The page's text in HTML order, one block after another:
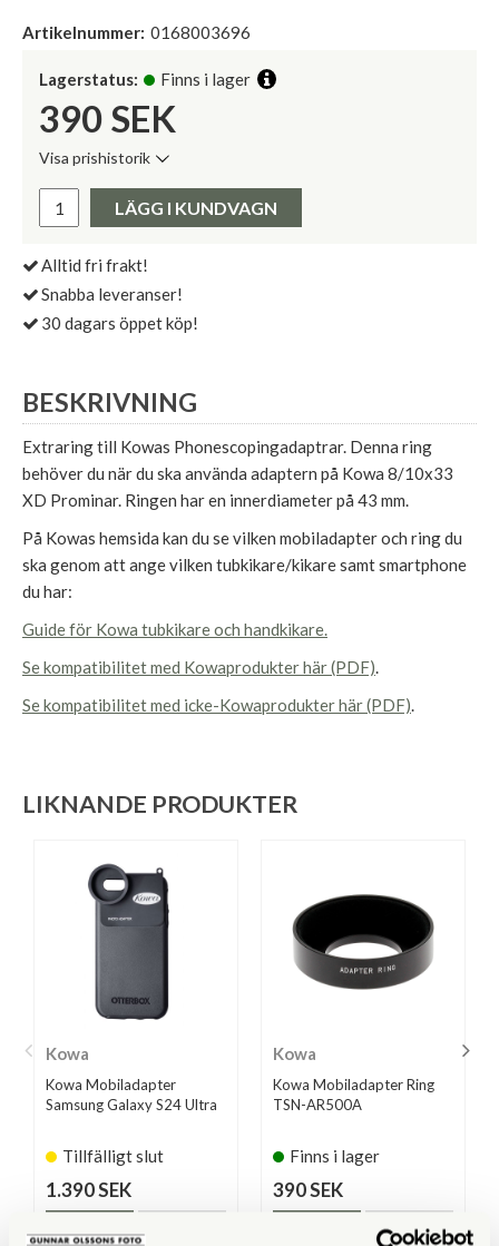
Artikelnummer: 0168003696
Lagerstatus: Finns i lager
390 SEK
Visa prishistorik
Pris:
LÄGG I KUNDVAGN
Alltid fri frakt!
Snabba leveranser!
30 dagars öppet köp!
BESKRIVNING
Extraring till Kowas Phonescopingadaptrar. Denna ring
behöver du när du ska använda adaptern på Kowa 8/10x33
XD Prominar. Ringen har en innerdiameter på 43 mm.
På Kowas hemsida kan du se vilken mobiladapter och ring du
ska genom att ange vilken tubkikare/kikare samt smartphone
du har:
Guide för Kowa tubkikare och handkikare.
Se kompatibilitet med Kowaprodukter här (PDF).
Se kompatibilitet med icke-Kowaprodukter här (PDF).
LIKNANDE PRODUKTER
Kowa
Kowa Mobiladapter
Samsung Galaxy S24 Ultra
Tillfälligt slut
1.390 SEK
Kowa
Kowa Mobiladapter Ring
TSN-AR500A
Finns i lager
390 SEK
LÄS MER